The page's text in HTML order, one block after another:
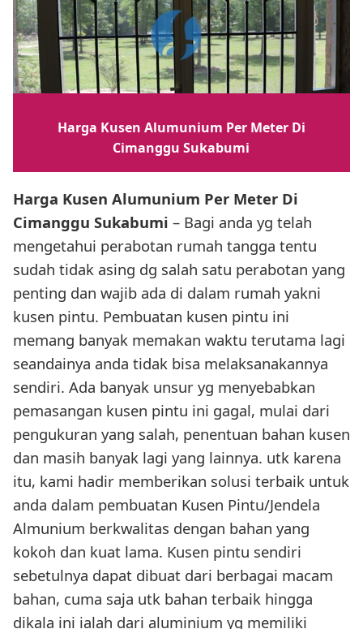
Harga Kusen Alumunium Per Meter Di
Cimanggu Sukabumi
Harga Kusen Alumunium Per Meter Di
Cimanggu Sukabumi – Bagi anda yg telah
mengetahui perabotan rumah tangga tentu
sudah tidak asing dg salah satu perabotan yang
penting dan wajib ada di dalam rumah yakni
kusen pintu. Pembuatan kusen pintu ini
memang banyak memakan waktu terutama lagi
seandainya anda tidak bisa melaksanakannya
sendiri. Ada banyak unsur yg menyebabkan
pemasangan kusen pintu ini gagal, mulai dari
pengukuran yang salah, penentuan bahan kusen
dan masih banyak lagi yang lainnya. utk karena
itu, kami hadir memberikan solusi terbaik untuk
anda dalam pembuatan Kusen Pintu/Jendela
Almunium berkwalitas dengan bahan yang
kokoh dan kuat lama. Kusen pintu sendiri
sebetulnya dapat dibuat dari berbagai macam
bahan, cuma saja utk bahan terbaik hingga
dikala ini ialah dari aluminium yg memiliki